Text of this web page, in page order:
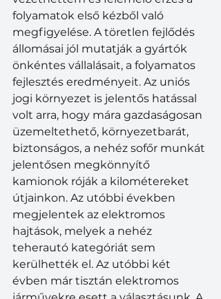
folyamatok első kézből való
megfigyelése. A töretlen fejlődés
állomásai jól mutatják a gyártók
önkéntes vállalásait, a folyamatos
fejlesztés eredményeit. Az uniós
jogi környezet is jelentős hatással
volt arra, hogy mára gazdaságosan
üzemeltethető, környezetbarát,
biztonságos, a nehéz sofőr munkát
jelentősen megkönnyítő
kamionok róják a kilométereket
útjainkon. Az utóbbi években
megjelentek az elektromos
hajtások, melyek a nehéz
teherautó kategóriát sem
kerülhették el. Az utóbbi két
évben már tisztán elektromos